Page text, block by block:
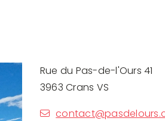
Rue du Pas-de-l'Ours 41
3963 Crans VS